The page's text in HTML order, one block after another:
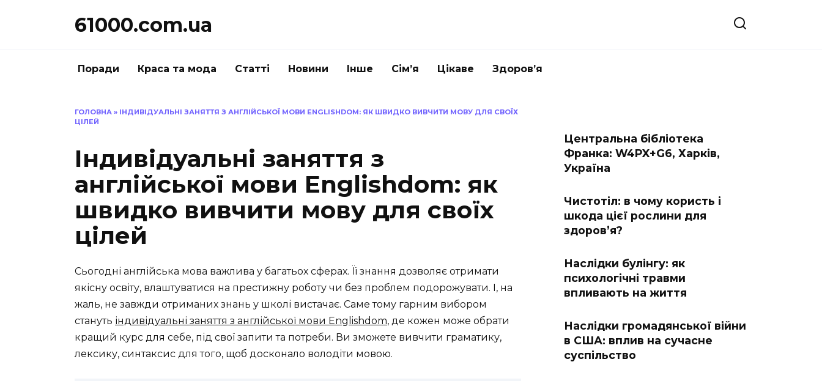
61000.com.ua
Поради Краса та мода Статті Новини Інше Сім’я Цікаве Здоров’я
ГОЛОВНА » ІНДИВІДУАЛЬНІ ЗАНЯТТЯ З АНГЛІЙСЬКОЇ МОВИ ENGLISHDOM: ЯК ШВИДКО ВИВЧИТИ МОВУ ДЛЯ СВОЇХ
ЦІЛЕЙ
Індивідуальні заняття з
англійської мови Englishdom: як
швидко вивчити мову для своїх
цілей
Сьогодні англійська мова важлива у багатьох сферах. Її знання дозволяє отримати
якісну освіту, влаштуватися на престижну роботу чи без проблем подорожувати. І, на
жаль, не завжди отриманих знань у школі вистачає. Саме тому гарним вибором
стануть індивідуальні заняття з англійської мови Englishdom, де кожен може обрати
кращий курс для себе, під свої запити та потреби. Ви зможете вивчити граматику,
лексику, синтаксис для того, щоб досконало володіти мовою.
Центральна бібліотека
Франка: W4PX+G6, Харків,
Україна
Чистотіл: в чому користь і
шкода цієї рослини для
здоров’я?
Наслідки булінгу: як
психологічні травми
впливають на життя
Наслідки громадянської війни
в США: вплив на сучасне
суспільство